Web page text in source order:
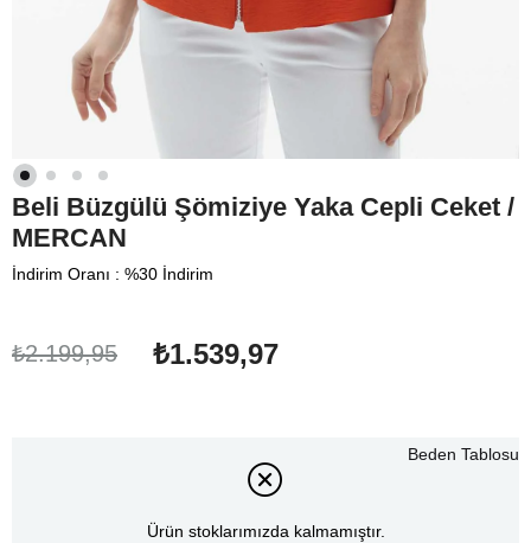
Beli Büzgülü Şömiziye Yaka Cepli Ceket /
MERCAN
İndirim Oranı : %30 İndirim
₺2.199,95 ₺1.539,97
Ürün stoklarımızda kalmamıştır.
Beden Tablosu